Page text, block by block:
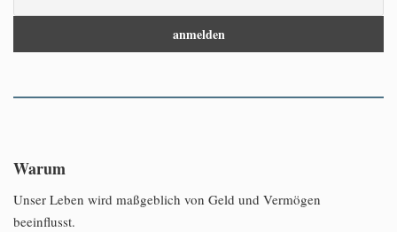
Warum
Unser Leben wird maßgeblich von Geld und Vermögen
beeinflusst.